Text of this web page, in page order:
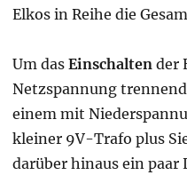
Elkos in Reihe die
Um das Einschaltender
Netzspannung
einem mit
kleiner 9V-Trafo plus
darüber hinaus ein paar